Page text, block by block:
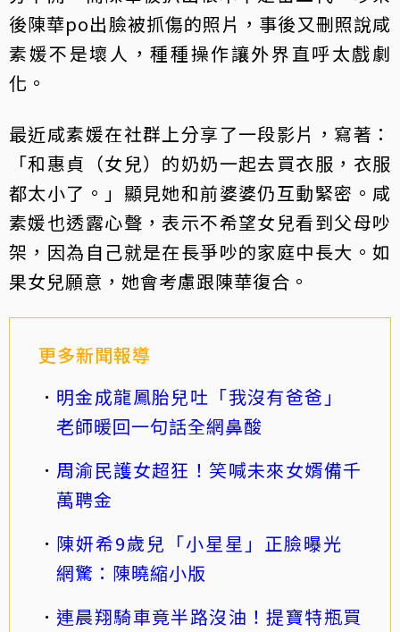
後陳華po出臉被抓傷的照片，事後又刪照說咸
素媛不是壞人，種種操作讓外界直呼太戲劇
化。
最近咸素媛在社群上分享了一段影片，寫著：
「和惠貞（女兒）的奶奶一起去買衣服，衣服
都太小了。」顯見她和前婆婆仍互動緊密。咸
素媛也透露心聲，表示不希望女兒看到父母吵
架，因為自己就是在長爭吵的家庭中長大。如
果女兒願意，她會考慮跟陳華復合。
更多新聞報導
明金成龍鳳胎兒吐「我沒有爸爸」
老師暖回一句話全網鼻酸
周渝民護女超狂！笑喊未來女婿備千
萬聘金
陳妍希9歲兒「小星星」正臉曝光
網驚：陳曉縮小版
連晨翔騎車竟半路沒油！提寶特瓶買